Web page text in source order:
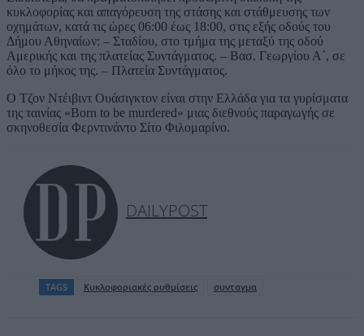
κυκλοφορίας και απαγόρευση της στάσης και στάθμευσης των
οχημάτων, κατά τις ώρες 06:00 έως 18:00, στις εξής οδούς του
Δήμου Αθηναίων: – Σταδίου, στο τμήμα της μεταξύ της οδού
Αμερικής και της πλατείας Συντάγματος. – Βασ. Γεωργίου Α΄, σε
όλο το μήκος της. – Πλατεία Συντάγματος.
Ο Τζον Ντέιβιντ Ουάσιγκτον είναι στην Ελλάδα για τα γυρίσματα
της ταινίας «Born to be murdered» μιας διεθνούς παραγωγής σε
σκηνοθεσία Φερντινάντο Σίτο Φιλομαρίνο.
DAILYPOST
TAGS Κυκλοφοριακές ρυθμίσεις συνταγμα